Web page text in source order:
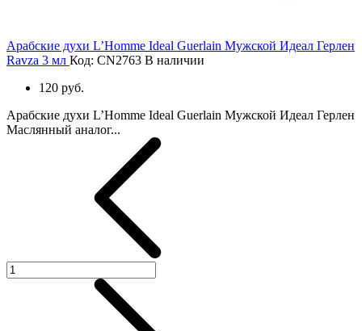
Арабские духи L’Homme Ideal Guerlain Мужской Идеал Герлен
Ravza 3 мл Код: CN2763 В наличии
120 руб.
Арабские духи L’Homme Ideal Guerlain Мужской Идеал Герлен
Маслянный аналог...